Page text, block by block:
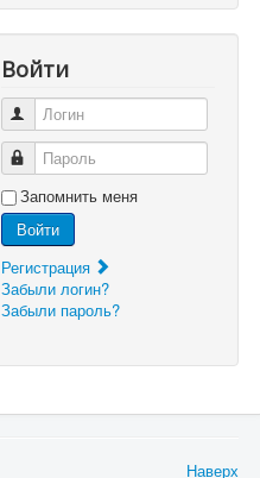
Войти
Логин
Пароль
Запомнить меня
Войти
Регистрация
Забыли логин?
Забыли пароль?
Наверх